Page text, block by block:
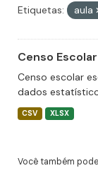
Etiquetas: aula
Censo
Censo escolar
dados
CSV XLSX
Você também